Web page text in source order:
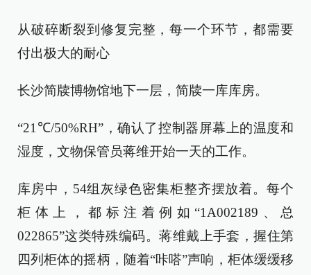
从破碎断裂到修复完整，每一个环节，都需要
付出极大的耐心
长沙简牍博物馆地下一层，简牍一库库房。
“21℃/50%RH”，确认了控制器屏幕上的温度和
湿度，文物保管员蒋维开始一天的工作。
库房中，54组灰绿色密集柜整齐摆放着。每个
柜体上，都标注着例如“1A002189、总
022865”这类特殊编码。蒋维戴上手套，握住第
四列柜体的摇柄，随着“咔嗒”声响，柜体缓缓移